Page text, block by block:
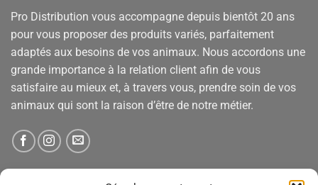
Pro Distribution vous accompagne depuis bientôt 20 ans
pour vous proposer des produits variés, parfaitement
adaptés aux besoins de vos animaux. Nous accordons une
grande importance à la relation client afin de vous
satisfaire au mieux et, à travers vous, prendre soin de vos
animaux qui sont la raison d’être de notre métier.